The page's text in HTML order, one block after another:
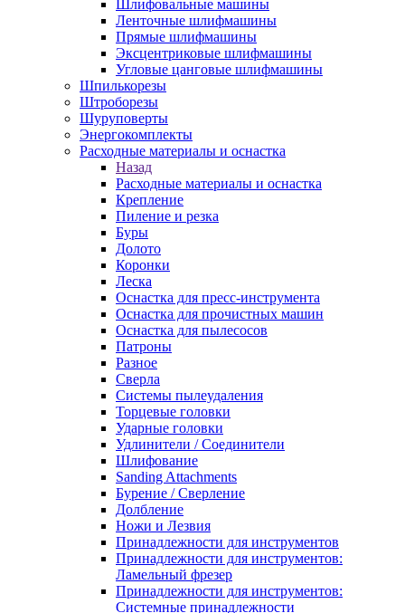
Шлифовальные машины
Ленточные шлифмашины
Прямые шлифмашины
Эксцентриковые шлифмашины
Угловые цанговые шлифмашины
Шпилькорезы
Штроборезы
Шуруповерты
Энергокомплекты
Расходные материалы и оснастка
Назад
Расходные материалы и оснастка
Крепление
Пиление и резка
Буры
Долото
Коронки
Леска
Оснастка для пресс-инструмента
Оснастка для прочистных машин
Оснастка для пылесосов
Патроны
Разное
Сверла
Системы пылеудаления
Торцевые головки
Ударные головки
Удлинители / Соединители
Шлифование
Sanding Attachments
Бурение / Сверление
Долбление
Ножи и Лезвия
Принадлежности для инструментов
Принадлежности для инструментов:
Ламельный фрезер
Принадлежности для инструментов:
Системные принадлежности